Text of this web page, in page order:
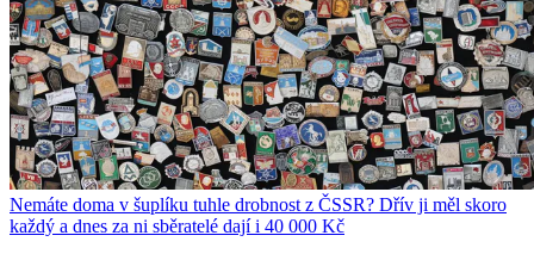
Nemáte doma v šuplíku tuhle drobnost z ČSSR? Dřív ji měl skoro
každý a dnes za ni sběratelé dají i 40 000 Kč